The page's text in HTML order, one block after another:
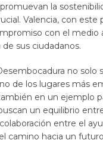
la
Valencia, con este
con el medio
sus ciudadanos.
no solo
de los lugares más
en un ejemplo
un equilibrio
entre el
camino hacia un